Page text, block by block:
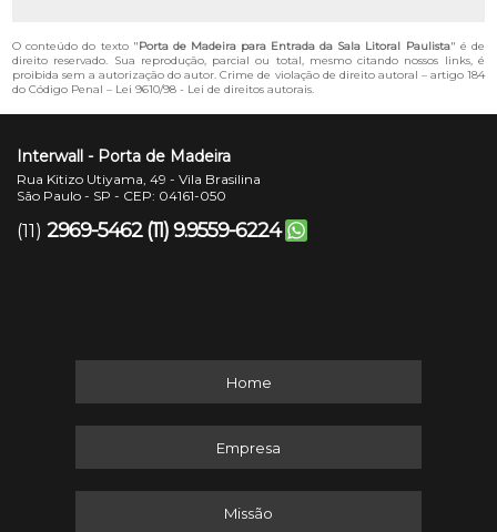
O conteúdo do texto "Porta de Madeira para Entrada da Sala Litoral Paulista" é de
direito reservado. Sua reprodução, parcial ou total, mesmo citando nossos links, é
proibida sem a autorização do autor. Crime de violação de direito autoral – artigo 184
do Código Penal – Lei 9610/98 - Lei de direitos autorais.
Interwall - Porta de Madeira
Rua Kitizo Utiyama, 49 - Vila Brasilina
São Paulo - SP - CEP: 04161-050
(11) 2969-5462 (11) 9.9559-6224
Home
Empresa
Missão